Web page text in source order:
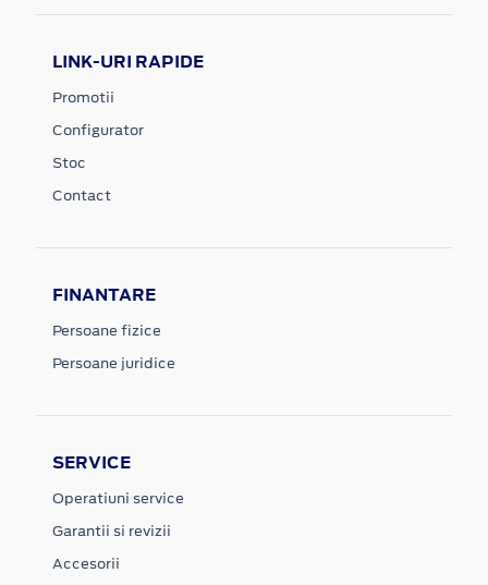
LINK-URI RAPIDE
Promotii
Configurator
Stoc
Contact
FINANTARE
Persoane fizice
Persoane juridice
SERVICE
Operatiuni service
Garantii si revizii
Accesorii